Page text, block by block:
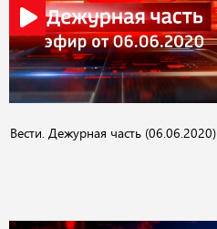
Вести. Дежурная часть (06.06.2020)